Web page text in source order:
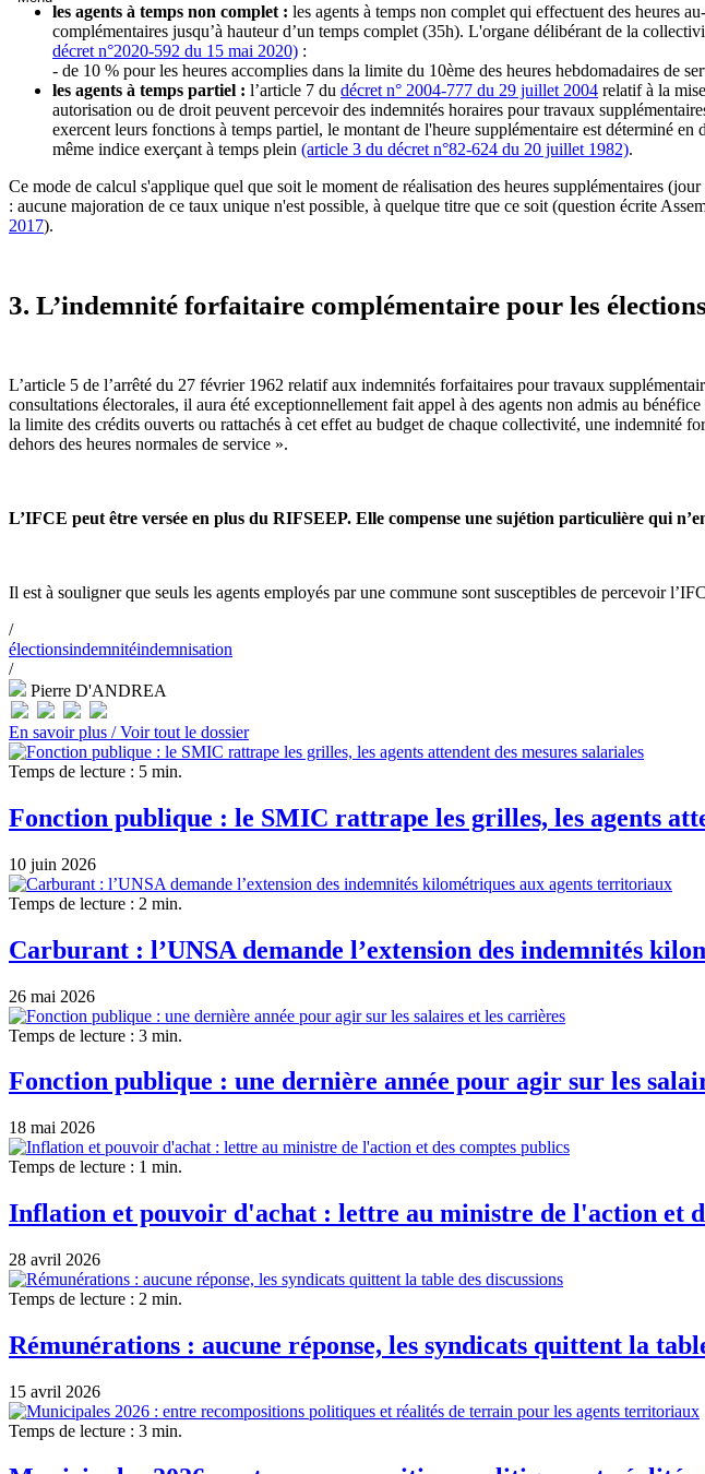
les agents à temps non complet : les agents à temps non complet qui effectuent des heures
complémentaires jusqu’à hauteur d’un temps complet (35h). L'organe délibérant de la
décret n°2020-592 du 15 mai 2020) :
- de 10 % pour les heures accomplies dans la limite du 10ème des heures hebdomadaires de
les agents à temps partiel : l’article 7 du décret n° 2004-777 du 29 juillet 2004 relatif à la
autorisation ou de droit peuvent percevoir des indemnités horaires pour travaux
exercent leurs fonctions à temps partiel, le montant de l'heure supplémentaire est déterminé
même indice exerçant à temps plein (article 3 du décret n°82-624 du 20 juillet 1982).
Ce mode de calcul s'applique quel que soit le moment de réalisation des heures supplémentaires
: aucune majoration de ce taux unique n'est possible, à quelque titre que ce soit (question écrite
2017).
3. L’indemnité forfaitaire complémentaire pour les
L’article 5 de l’arrêté du 27 février 1962 relatif aux indemnités forfaitaires pour travaux
consultations électorales, il aura été exceptionnellement fait appel à des agents non admis au
la limite des crédits ouverts ou rattachés à cet effet au budget de chaque collec­tivité, une indemnité
dehors des heures normales de service ».
L’IFCE peut être versée en plus du RIFSEEP. Elle compense une sujétion particulière qui
Il est à souligner que seuls les agents employés par une commune sont susceptibles de percevoir
/
électionsindemnitéindemnisation
/
Pierre D'ANDREA
En savoir plus /Voir tout le dossier
Temps de lecture : 5 min.
Fonction publique : le SMIC rattrape les grilles, les agents
10 juin 2026
Temps de lecture : 2 min.
Carburant : l’UNSA demande l’extension des indemnités
26 mai 2026
Temps de lecture : 3 min.
Fonction publique : une dernière année pour agir sur les
18 mai 2026
Temps de lecture : 1 min.
Inflation et pouvoir d'achat : lettre au ministre de l'action et
28 avril 2026
Temps de lecture : 2 min.
Rémunérations : aucune réponse, les syndicats quittent la
15 avril 2026
Temps de lecture : 3 min.